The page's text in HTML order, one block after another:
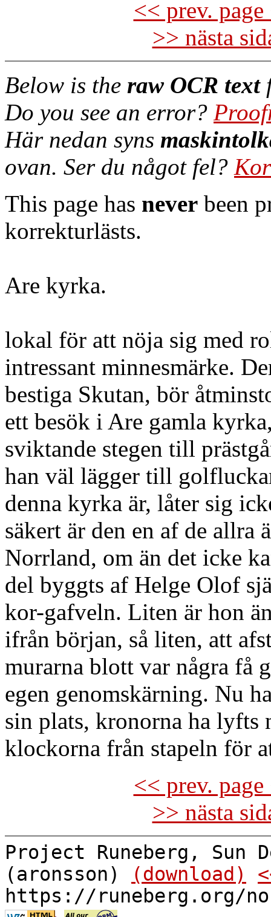
<< prev.
>> nästa
Below is the raw OCR text
Do you see an error?
Här nedan syns
ovan. Ser du något fel?
This page has never been
korrekturlästs.
Are kyrka.
lokal för att nöja sig med
intressant minnesmärke.
bestiga Skutan, bör
ett besök i Are gamla
sviktande stegen till
han väl lägger till
denna kyrka är, låter sig
säkert är den en af de allra
Norrland, om än det icke
del byggts af Helge Olof
kor-gafveln. Liten är hon
ifrån början, så liten, att
murarna blott var några få
egen genomskärning. Nu
sin plats, kronorna ha lyfts
klockorna från stapeln för
<< prev.
>> nästa
Project Runeberg, Sun
(aronsson)
(download)
https://runeberg.org/